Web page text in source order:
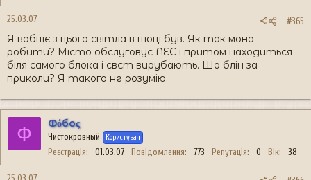
25.03.07 #365
Я вобщє з цього світла в шоці був. Як так мона
робити? Місто обслуговує АЕС і притом находиться
біля самого блока і свєт вирубають. Шо блін за
приколи? Я такого не розумію.
Ф Фόбоς
Чистокровный Користувач
Реєстрація 01.03.07 Повідомлення 773 Репутація 0 Вік 38